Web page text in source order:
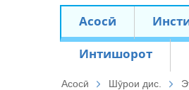
Асосӣ
Интишорот
Асосӣ Шӯрои дис.